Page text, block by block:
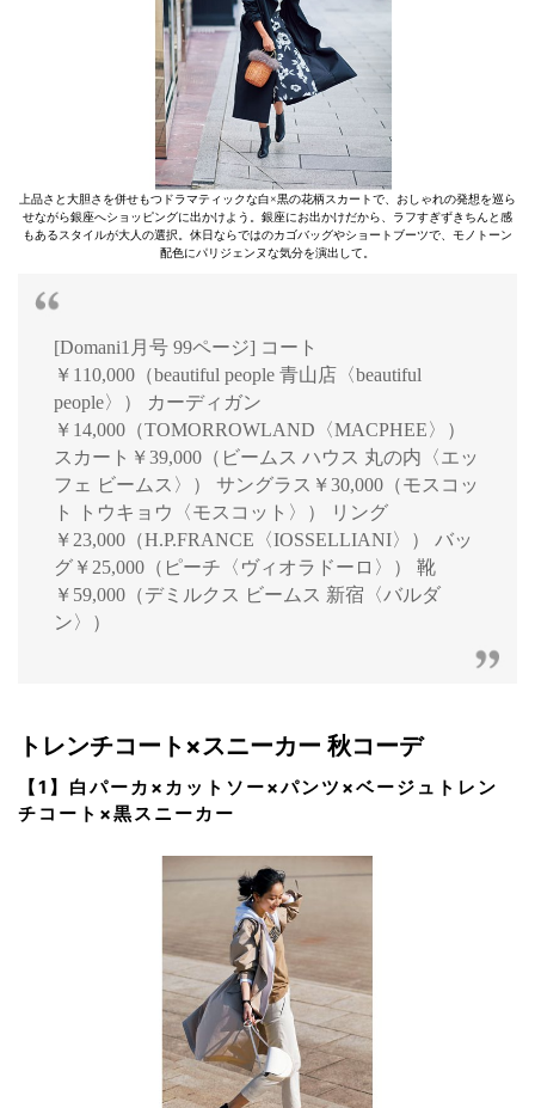
上品さと大胆さを併せもつドラマティックな白×黒の花柄スカートで、おしゃれの発想を巡ら
せながら銀座へショッピングに出かけよう。銀座にお出かけだから、ラフすぎずきちんと感
もあるスタイルが大人の選択。休日ならではのカゴバッグやショートブーツで、モノトーン
配色にパリジェンヌな気分を演出して。
[Domani1月号 99ページ] コート
￥110,000（beautiful people 青山店〈beautiful
people〉） カーディガン
￥14,000（TOMORROWLAND〈MACPHEE〉）
スカート￥39,000（ビームス ハウス 丸の内〈エッ
フェ ビームス〉） サングラス￥30,000（モスコッ
ト トウキョウ〈モスコット〉） リング
￥23,000（H.P.FRANCE〈IOSSELLIANI〉） バッ
グ￥25,000（ピーチ〈ヴィオラドーロ〉） 靴
￥59,000（デミルクス ビームス 新宿〈バルダ
ン〉）
トレンチコート×スニーカー 秋コーデ
【1】白パーカ×カットソー×パンツ×ベージュトレン
チコート×黒スニーカー